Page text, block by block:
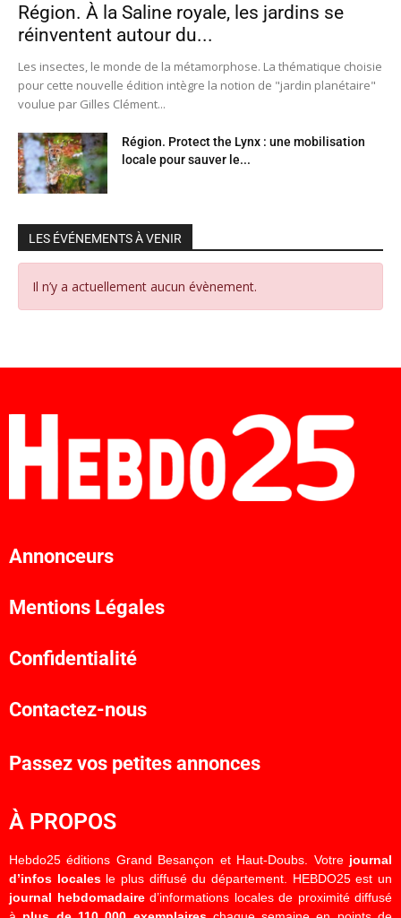
Région. À la Saline royale, les jardins se
réinventent autour du...
Les insectes, le monde de la métamorphose. La thématique choisie
pour cette nouvelle édition intègre la notion de "jardin planétaire"
voulue par Gilles Clément...
Région. Protect the Lynx : une mobilisation
locale pour sauver le...
LES ÉVÉNEMENTS À VENIR
Il n’y a actuellement aucun évènement.
Annonceurs
Mentions Légales
Confidentialité
Contactez-nous
Passez vos petites annonces
À PROPOS
Hebdo25 éditions Grand Besançon et Haut-Doubs. Votre journal
d’infos localesle plus diffusé du département. HEBDO25 est un
journal hebdomadaired’informations locales de proximité diffusé